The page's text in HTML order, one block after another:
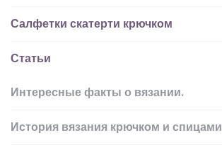
Салфетки скатерти крючком
Статьи
Интересные факты о вязании.
История вязания крючком и спицами